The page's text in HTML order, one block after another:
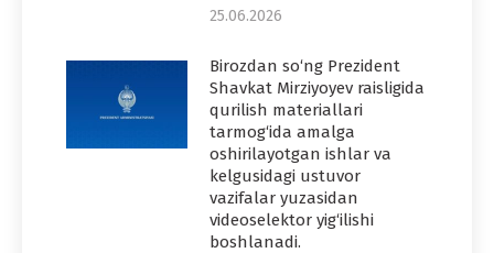
25.06.2026
Birozdan so‘ng Prezident
Shavkat Mirziyoyev raisligida
qurilish materiallari
tarmog‘ida amalga
oshirilayotgan ishlar va
kelgusidagi ustuvor
vazifalar yuzasidan
videoselektor yig‘ilishi
boshlanadi.